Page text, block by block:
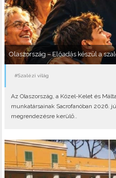
Olaszország – Előadás készül a
#Szalézi világ
Az Olaszország, a Közel-Kelet és
munkatársainak Sacrofanóban 2026.
megrendezésre kerülő..